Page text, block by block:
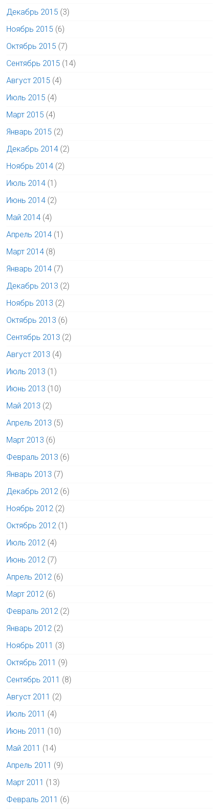
Декабрь 2015 (3)
Ноябрь 2015 (6)
Октябрь 2015 (7)
Сентябрь 2015 (14)
Август 2015 (4)
Июль 2015 (4)
Март 2015 (4)
Январь 2015 (2)
Декабрь 2014 (2)
Ноябрь 2014 (2)
Июль 2014 (1)
Июнь 2014 (2)
Май 2014 (4)
Апрель 2014 (1)
Март 2014 (8)
Январь 2014 (7)
Декабрь 2013 (2)
Ноябрь 2013 (2)
Октябрь 2013 (6)
Сентябрь 2013 (2)
Август 2013 (4)
Июль 2013 (1)
Июнь 2013 (10)
Май 2013 (2)
Апрель 2013 (5)
Март 2013 (6)
Февраль 2013 (6)
Январь 2013 (7)
Декабрь 2012 (6)
Ноябрь 2012 (2)
Октябрь 2012 (1)
Июль 2012 (4)
Июнь 2012 (7)
Апрель 2012 (6)
Март 2012 (6)
Февраль 2012 (2)
Январь 2012 (2)
Ноябрь 2011 (3)
Октябрь 2011 (9)
Сентябрь 2011 (8)
Август 2011 (2)
Июль 2011 (4)
Июнь 2011 (10)
Май 2011 (14)
Апрель 2011 (9)
Март 2011 (13)
Февраль 2011 (6)